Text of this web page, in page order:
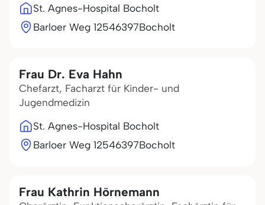
St. Agnes-Hospital Bocholt
Barloer Weg 12546397Bocholt
Frau Dr. Eva Hahn
Chefarzt, Facharzt für Kinder- und
Jugendmedizin
St. Agnes-Hospital Bocholt
Barloer Weg 12546397Bocholt
Frau Kathrin Hörnemann